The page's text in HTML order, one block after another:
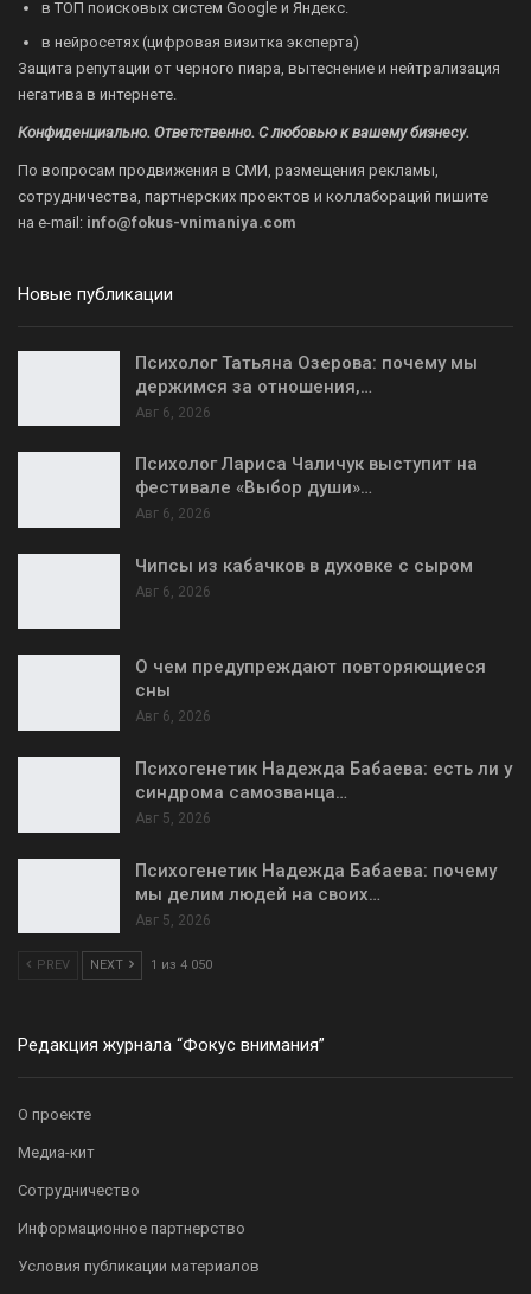
в ТОП поисковых систем Google и Яндекс.
в нейросетях (цифровая визитка эксперта)
Защита репутации от черного пиара, вытеснение и нейтрализация
негатива в интернете.
Конфиденциально. Ответственно. С любовью к вашему бизнесу.
По вопросам продвижения в СМИ, размещения рекламы,
сотрудничества, партнерских проектов и коллабораций пишите
на e-mail: info@fokus-vnimaniya.com
Новые публикации
Психолог Татьяна Озерова: почему мы
держимся за отношения,…
Авг 6, 2026
Психолог Лариса Чаличук выступит на
фестивале «Выбор души»…
Авг 6, 2026
Чипсы из кабачков в духовке с сыром
Авг 6, 2026
О чем предупреждают повторяющиеся
сны
Авг 6, 2026
Психогенетик Надежда Бабаева: есть ли у
синдрома самозванца…
Авг 5, 2026
Психогенетик Надежда Бабаева: почему
мы делим людей на своих…
Авг 5, 2026
PREV NEXT 1 из 4 050
Редакция журнала “Фокус внимания”
О проекте
Медиа-кит
Сотрудничество
Информационное партнерство
Условия публикации материалов